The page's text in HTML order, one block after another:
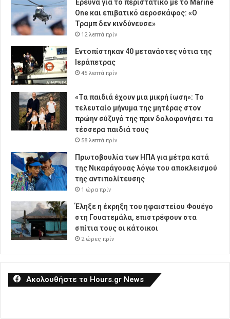
Έρευνα για το περιστατικό με το Marine
One και επιβατικό αεροσκάφος: «Ο
Τραμπ δεν κινδύνευσε»
12 λεπτά πρίν
Εντοπίστηκαν 40 μετανάστες νότια της
Ιεράπετρας
45 λεπτά πρίν
«Τα παιδιά έχουν μια μικρή ίωση»: Το
τελευταίο μήνυμα της μητέρας στον
πρώην σύζυγό της πριν δολοφονήσει τα
τέσσερα παιδιά τους
58 λεπτά πρίν
Πρωτοβουλία των ΗΠΑ για μέτρα κατά
της Νικαράγουας λόγω του αποκλεισμού
της αντιπολίτευσης
1 ώρα πρίν
Έληξε η έκρηξη του ηφαιστείου Φουέγο
στη Γουατεμάλα, επιστρέφουν στα
σπίτια τους οι κάτοικοι
2 ώρες πρίν
Ακολουθήστε το Hours.gr News